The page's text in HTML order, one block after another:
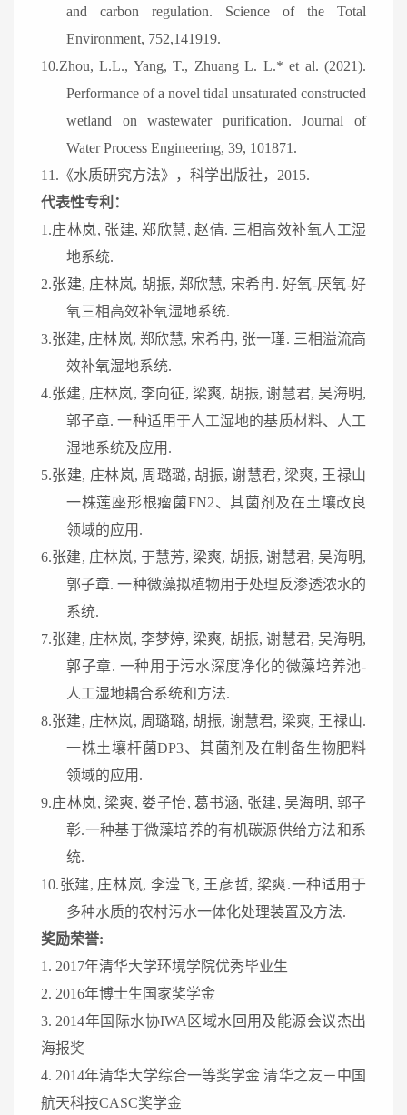
and carbon regulation. Science of the Total
Environment, 752,141919.
10.Zhou, L.L., Yang, T., Zhuang L. L.* et al. (2021).
Performance of a novel tidal unsaturated constructed
wetland on wastewater purification. Journal of
Water Process Engineering, 39, 101871.
11.《水质研究方法》，科学出版社，2015.
代表性专利：
1.庄林岚, 张建, 郑欣慧, 赵倩. 三相高效补氧人工湿
地系统.
2.张建, 庄林岚, 胡振, 郑欣慧, 宋希冉. 好氧-厌氧-好
氧三相高效补氧湿地系统.
3.张建, 庄林岚, 郑欣慧, 宋希冉, 张一瑾. 三相溢流高
效补氧湿地系统.
4.张建, 庄林岚, 李向征, 梁爽, 胡振, 谢慧君, 吴海明,
郭子章. 一种适用于人工湿地的基质材料、人工
湿地系统及应用.
5.张建, 庄林岚, 周璐璐, 胡振, 谢慧君, 梁爽, 王禄山
一株莲座形根瘤菌FN2、其菌剂及在土壤改良
领域的应用.
6.张建, 庄林岚, 于慧芳, 梁爽, 胡振, 谢慧君, 吴海明,
郭子章. 一种微藻拟植物用于处理反渗透浓水的
系统.
7.张建, 庄林岚, 李梦婷, 梁爽, 胡振, 谢慧君, 吴海明,
郭子章. 一种用于污水深度净化的微藻培养池-
人工湿地耦合系统和方法.
8.张建, 庄林岚, 周璐璐, 胡振, 谢慧君, 梁爽, 王禄山.
一株土壤杆菌DP3、其菌剂及在制备生物肥料
领域的应用.
9.庄林岚, 梁爽, 娄子怡, 葛书涵, 张建, 吴海明, 郭子
彰.一种基于微藻培养的有机碳源供给方法和系
统.
10.张建, 庄林岚, 李滢飞, 王彦哲, 梁爽.一种适用于
多种水质的农村污水一体化处理装置及方法.
奖励荣誉:
1. 2017年清华大学环境学院优秀毕业生
2. 2016年博士生国家奖学金
3. 2014年国际水协IWA区域水回用及能源会议杰出
海报奖
4. 2014年清华大学综合一等奖学金 清华之友－中国
航天科技CASC奖学金